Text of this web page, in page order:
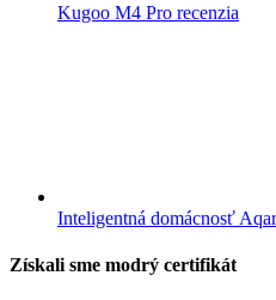
Kugoo M4 Pro recenzia
Inteligentná domácnosť
Získali sme modrý certifikát